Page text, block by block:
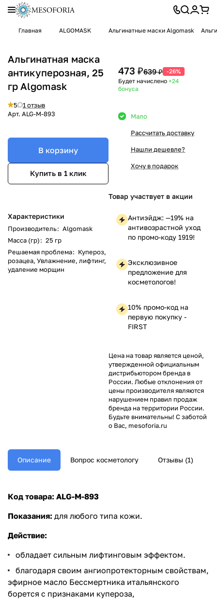
Главная ALGOMASK Альгинатные маски Algomask
Альгинатная маска
антикуперозная, 25
гр Algomask
5
1 отзыв
Арт. ALG-M-893
В корзину
Купить в 1 клик
Характеристики
Производитель: Algomask
Масса (гр): 25 гр
Решаемая проблема: Купероз,
розацеа, Увлажнение, лифтинг,
удаление морщин
473 ₽639 ₽ -26%
Будет начислено +24
бонуса
Мало
Рассчитать доставку
Нашли дешевле?
Хочу в подарок
Товар участвует в акции
Антиэйдж: —19% на
антивозрастной уход
по промо-коду 1919!
Эксклюзивное
предложение для
косметологов!
10% промо-код на
первую покупку -
FIRST
Цена на товар является ценой,
утвержденной официальным
дистрибьютором бренда в
России. Любые отклонения от
цены производителя являются
нарушением правил продаж
бренда на территории России.
Будьте внимательны! С заботой
о Вас, mesoforia.ru
Описание Вопрос косметологу Отзывы (1)
Код товара: ALG-M-893
Показания: для любого типа кожи.
Действие:
обладает сильным лифтинговым эффектом.
благодаря своим ангиопротекторным свойствам,
эфирное масло Бессмертника итальянского
борется с признаками купероза,